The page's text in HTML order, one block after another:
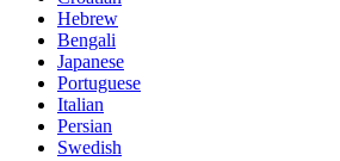
Hebrew
Bengali
Japanese
Portuguese
Italian
Persian
Swedish